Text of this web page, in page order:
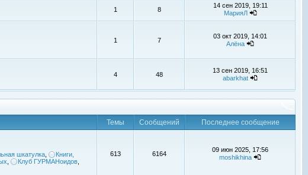
1 8
14 сен 2019, 19:11
МарияЛ
1 7
03 окт 2019, 14:01
Алёна
4 48
13 сен 2019, 16:51
abarkhat
Темы Сообщений
Последнее сообщение
шкатулка
Книги,
Клуб ГУРМАНоидов
613 6164
09 июн 2025, 17:56
moshikhina